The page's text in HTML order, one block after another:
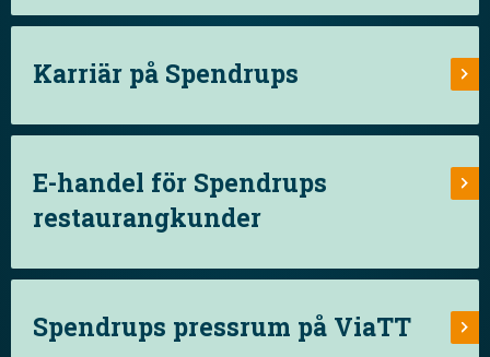
Karriär på Spendrups
E-handel för Spendrups
restaurangkunder
Spendrups pressrum på ViaTT